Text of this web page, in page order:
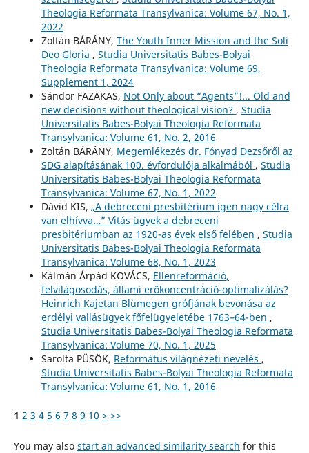
Theologia Reformata Transylvanica: Volume 67, No. 1,
2022
Zoltán BÁRÁNY, The Youth Inner Mission and the Soli
Deo Gloria , Studia Universitatis Babes-Bolyai
Theologia Reformata Transylvanica: Volume 69,
Supplement 1, 2024
Sándor FAZAKAS, Not Only about “Agents”!... Old and
new decisions without theological vision? , Studia
Universitatis Babes-Bolyai Theologia Reformata
Transylvanica: Volume 61, No. 2, 2016
Zoltán BÁRÁNY, Megemlékezés dr. Fónyad Dezsőről az
SDG alapításának 100. évfordulója alkalmából , Studia
Universitatis Babes-Bolyai Theologia Reformata
Transylvanica: Volume 67, No. 1, 2022
Dávid KIS, „A debreceni presbitérium igen nagy célra
van elhívva…” Vitás ügyek a debreceni
presbitériumban az 1920-as évek első felében , Studia
Universitatis Babes-Bolyai Theologia Reformata
Transylvanica: Volume 68, No. 1, 2023
Kálmán Árpád KOVÁCS, Ellenreformáció,
felvilágosodás, állami erőkoncentráció-optimalizálás?
Heinrich Kajetan Blümegen grófjának bevonása az
erdélyi vallásügyek főfelügyeletébe 1763–64-ben ,
Studia Universitatis Babes-Bolyai Theologia Reformata
Transylvanica: Volume 70, No. 1, 2025
Sarolta PÜSÖK, Református világnézeti nevelés ,
Studia Universitatis Babes-Bolyai Theologia Reformata
Transylvanica: Volume 61, No. 1, 2016
1 2 3 4 5 6 7 8 9 10 > >>
You may also start an advanced similarity search for this